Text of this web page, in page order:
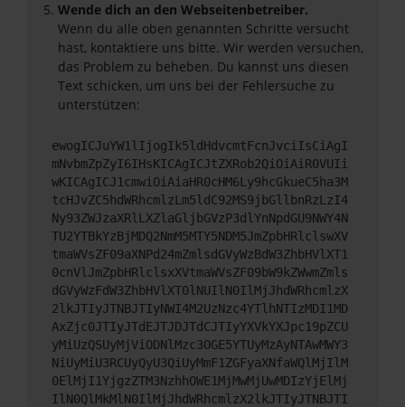
Wende dich an den Webseitenbetreiber.
Wenn du alle oben genannten Schritte versucht
hast, kontaktiere uns bitte. Wir werden versuchen,
das Problem zu beheben. Du kannst uns diesen
Text schicken, um uns bei der Fehlersuche zu
unterstützen:
ewogICJuYW1lIjogIk5ldHdvcmtFcnJvciIsCiAgI
mNvbmZpZyI6IHsKICAgICJtZXRob2QiOiAiR0VUIi
wKICAgICJ1cmwiOiAiaHR0cHM6Ly9hcGkueC5ha3M
tcHJvZC5hdWRhcmlzLm5ldC92MS9jbGllbnRzLzI4
Ny93ZWJzaXRlLXZlaGljbGVzP3dlYnNpdGU9NWY4N
TU2YTBkYzBjMDQ2NmM5MTY5NDM5JmZpbHRlclswXV
tmaWVsZF09aXNPd24mZmlsdGVyWzBdW3ZhbHVlXT1
0cnVlJmZpbHRlclsxXVtmaWVsZF09bW9kZWwmZmls
dGVyWzFdW3ZhbHVlXT0lNUIlN0IlMjJhdWRhcmlzX
2lkJTIyJTNBJTIyNWI4M2UzNzc4YTlhNTIzMDI1MD
AxZjc0JTIyJTdEJTJDJTdCJTIyYXVkYXJpc19pZCU
yMiUzQSUyMjViODNlMzc3OGE5YTUyMzAyNTAwMWY3
NiUyMiU3RCUyQyU3QiUyMmF1ZGFyaXNfaWQlMjIlM
0ElMjI1YjgzZTM3NzhhOWE1MjMwMjUwMDIzYjElMj
IlN0QlMkMlN0IlMjJhdWRhcmlzX2lkJTIyJTNBJTI